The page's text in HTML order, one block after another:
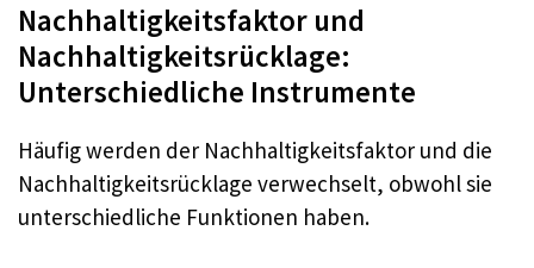
Nachhaltigkeitsfaktor und
Nachhaltigkeitsrücklage:
Unterschiedliche Instrumente
Häufig werden der Nachhaltigkeitsfaktor und die
Nachhaltigkeitsrücklage verwechselt, obwohl sie
unterschiedliche Funktionen haben.